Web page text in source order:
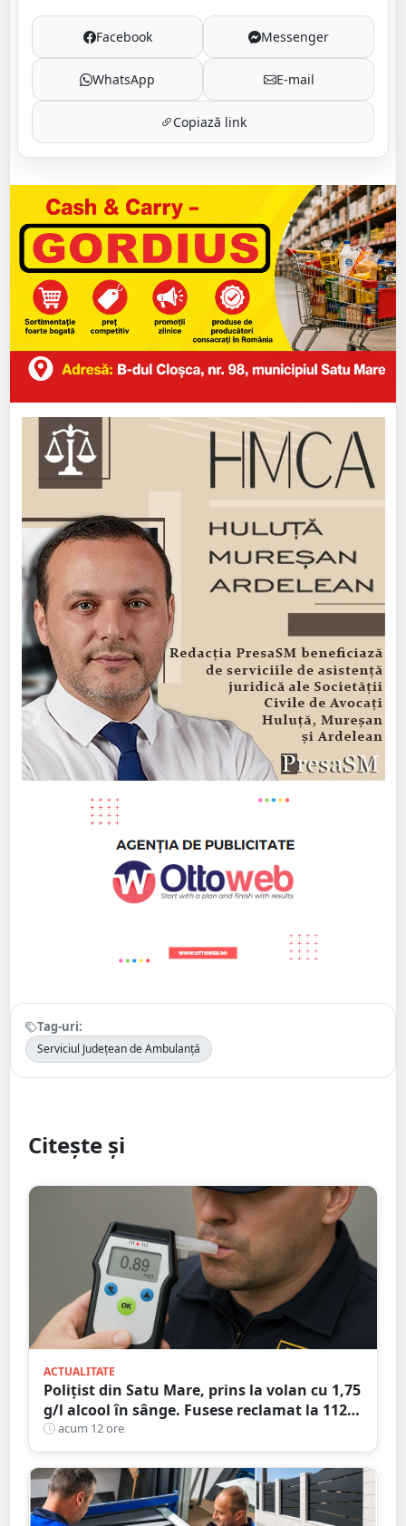
Facebook Messenger
WhatsApp E-mail
Copiază link
Tag-uri:
Serviciul Județean de Ambulanță
Citește și
ACTUALITATE
Polițist din Satu Mare, prins la volan cu 1,75
g/l alcool în sânge. Fusese reclamat la 112
că circula pe contrasens
acum 12 ore